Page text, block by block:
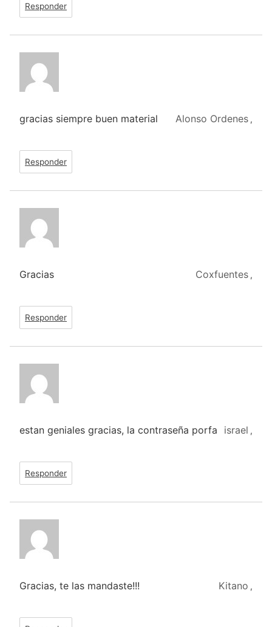
Responder
Alonso Ordenes ,
gracias siempre buen material
Responder
Coxfuentes ,
Gracias
Responder
israel ,
estan geniales gracias, la contraseña porfa
Responder
Kitano ,
Gracias, te las mandaste!!!